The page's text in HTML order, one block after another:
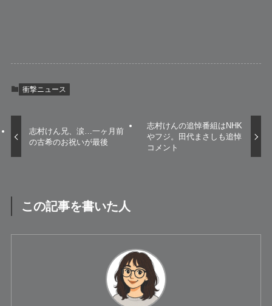
衝撃ニュース
志村けん兄、涙…一ヶ月前
の古希のお祝いが最後
志村けんの追悼番組はNHK
やフジ。田代まさしも追悼
コメント
この記事を書いた人